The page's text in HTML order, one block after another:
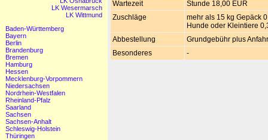
LK Wesermarsch
LK Wittmund
Baden-Württemberg
Bayern
Berlin
Brandenburg
Bremen
Hamburg
Hessen
Mecklenburg-Vorpommern
Niedersachsen
Nordrhein-Westfalen
Rheinland-Pfalz
Saarland
Sachsen
Sachsen-Anhalt
Schleswig-Holstein
Thüringen
Wartezeit
Stunde 18,00 EUR
Zuschläge
mehr als 15 kg Gepäck
Hunde oder Kleintiere
Abbestellung
Grundgebühr plus
Besonderes
-